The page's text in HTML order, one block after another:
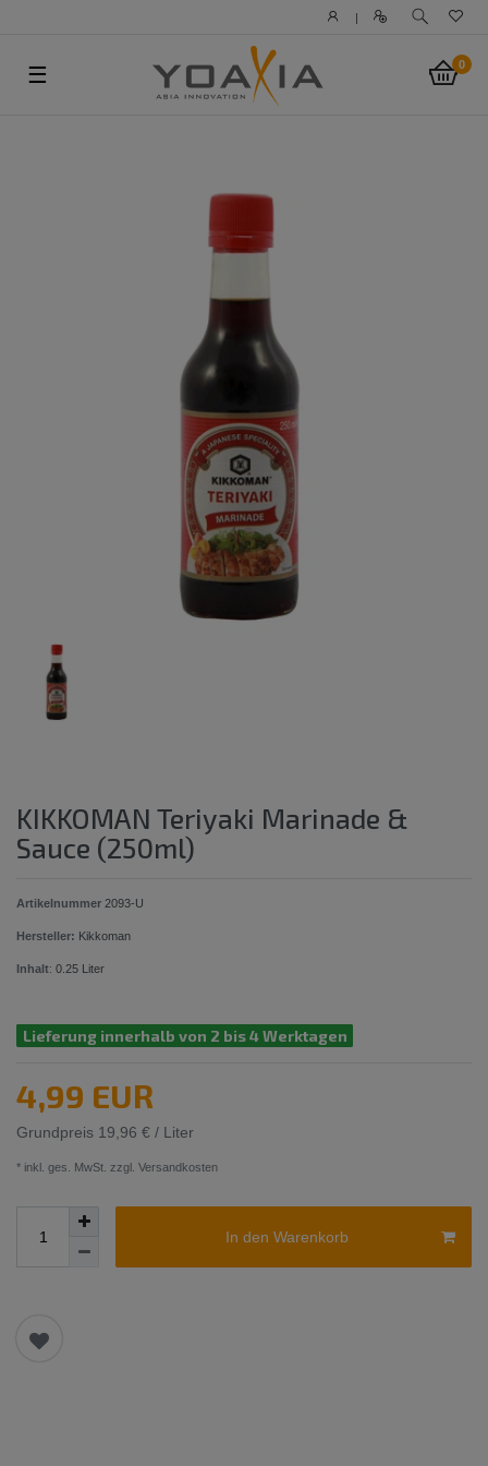
|
0
☰
KIKKOMAN Teriyaki Marinade &
Sauce (250ml)
Artikelnummer 2093-U
Hersteller: Kikkoman
Inhalt: 0.25 Liter
Lieferung innerhalb von 2 bis 4 Werktagen
4,99 EUR
Grundpreis 19,96 € / Liter
* inkl. ges. MwSt. zzgl. Versandkosten
In den Warenkorb